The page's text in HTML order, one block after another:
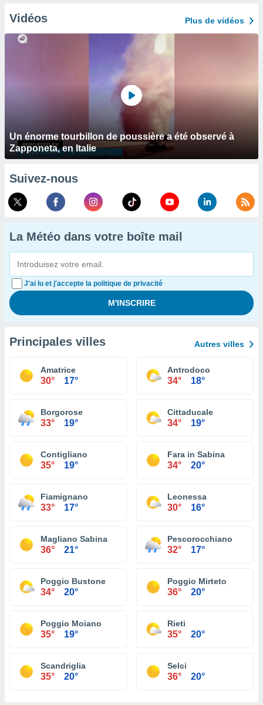
Vidéos Plus de vidéos
Un énorme tourbillon de poussière a été observé à
Zapponeta, en Italie
Suivez-nous
La Météo dans votre boîte mail
J'ai lu et j'accepte la politique de privacité
Principales villes Autres villes
Amatrice
30° 17°
Antrodoco
34° 18°
Borgorose
33° 19°
Cittaducale
34° 19°
Contigliano
35° 19°
Fara in Sabina
34° 20°
Fiamignano
33° 17°
Leonessa
30° 16°
Magliano Sabina
36° 21°
Pescorocchiano
32° 17°
Poggio Bustone
34° 20°
Poggio Mirteto
36° 20°
Poggio Moiano
35° 19°
Rieti
35° 20°
Scandriglia
35° 20°
Selci
36° 20°